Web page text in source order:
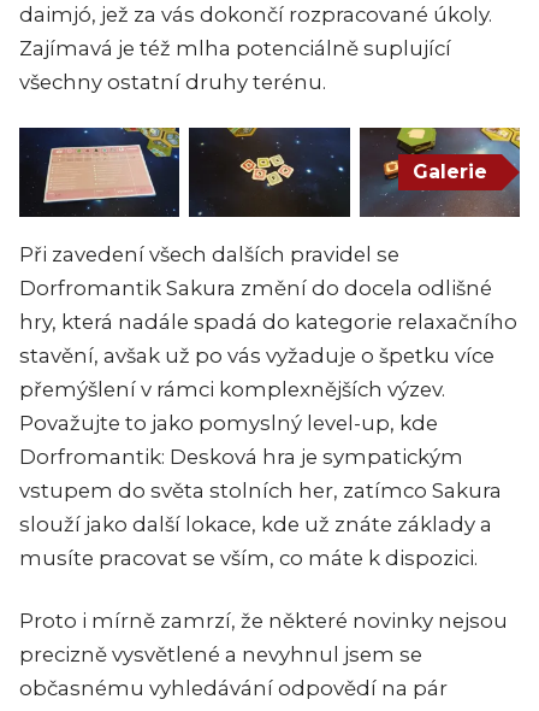
daimjó, jež za vás dokončí rozpracované úkoly.
Zajímavá je též mlha potenciálně suplující
všechny ostatní druhy terénu.
Galerie
Při zavedení všech dalších pravidel se
Dorfromantik Sakura změní do docela odlišné
hry, která nadále spadá do kategorie relaxačního
stavění, avšak už po vás vyžaduje o špetku více
přemýšlení v rámci komplexnějších výzev.
Považujte to jako pomyslný level-up, kde
Dorfromantik: Desková hra je sympatickým
vstupem do světa stolních her, zatímco Sakura
slouží jako další lokace, kde už znáte základy a
musíte pracovat se vším, co máte k dispozici.
Proto i mírně zamrzí, že některé novinky nejsou
precizně vysvětlené a nevyhnul jsem se
občasnému vyhledávání odpovědí na pár